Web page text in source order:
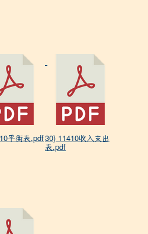
平衡表.pdf30) 11410收入支出
表.pdf